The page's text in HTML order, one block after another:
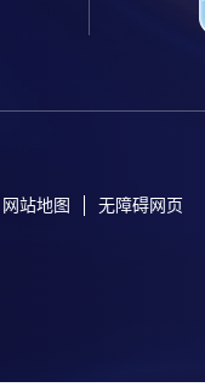
网站地图 无障碍网页